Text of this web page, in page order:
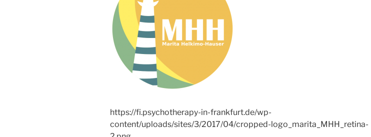
https://fi.psychotherapy-in-frankfurt.de/wp-
content/uploads/sites/3/2017/04/cropped-logo_marita_MHH_retina-